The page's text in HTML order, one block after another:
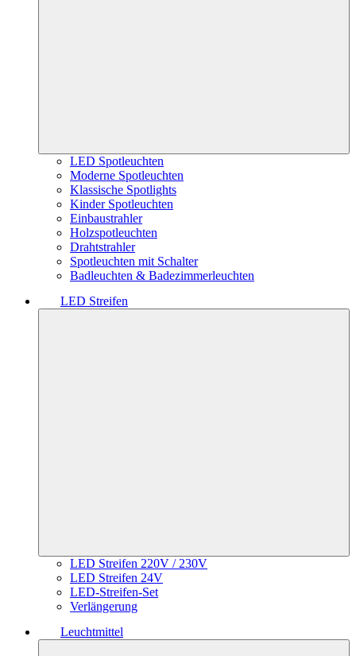
LED Spotleuchten
Moderne Spotleuchten
Klassische Spotlights
Kinder Spotleuchten
Einbaustrahler
Holzspotleuchten
Drahtstrahler
Spotleuchten mit Schalter
Badleuchten & Badezimmerleuchten
LED Streifen
LED Streifen 220V / 230V
LED Streifen 24V
LED-Streifen-Set
Verlängerung
Leuchtmittel